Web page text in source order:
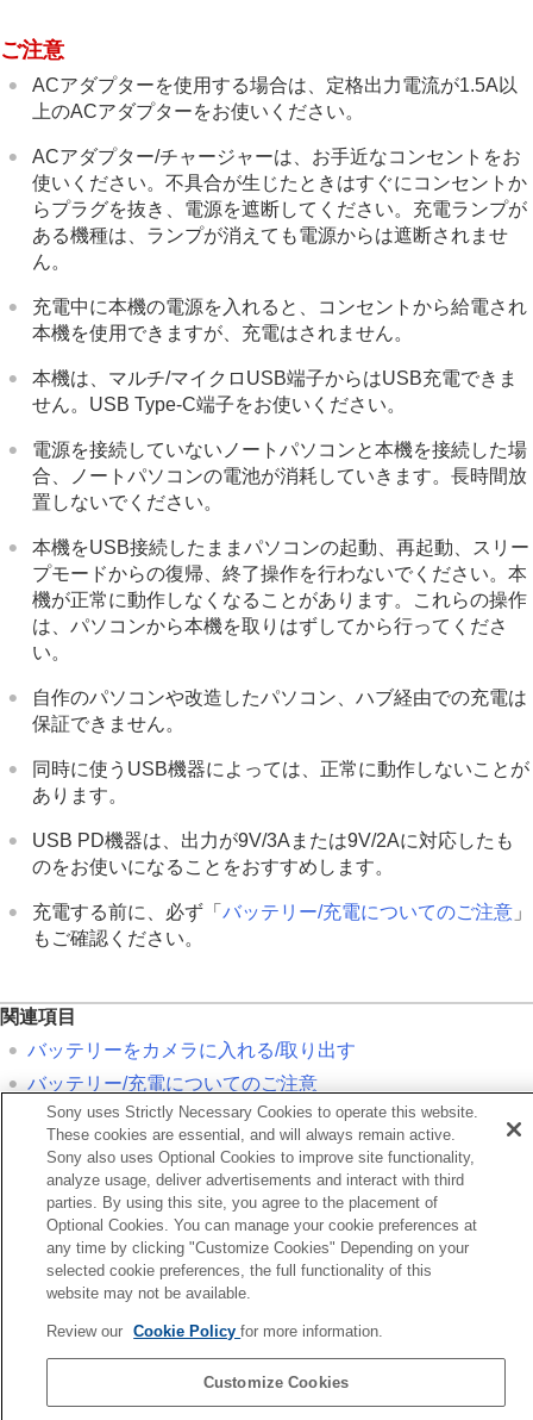
資料
故障かな？と思ったら
ご注意
ACアダプターを使用する場合は、定格出力電流が1.5A以
上のACアダプターをお使いください。
ACアダプター/チャージャーは、お手近なコンセントをお
使いください。不具合が生じたときはすぐにコンセントか
らプラグを抜き、電源を遮断してください。充電ランプが
ある機種は、ランプが消えても電源からは遮断されませ
ん。
充電中に本機の電源を入れると、コンセントから給電され
本機を使用できますが、充電はされません。
本機は、マルチ/マイクロUSB端子からはUSB充電できま
せん。USB Type-C端子をお使いください。
電源を接続していないノートパソコンと本機を接続した場
合、ノートパソコンの電池が消耗していきます。長時間放
置しないでください。
本機をUSB接続したままパソコンの起動、再起動、スリー
プモードからの復帰、終了操作を行わないでください。本
機が正常に動作しなくなることがあります。これらの操作
は、パソコンから本機を取りはずしてから行ってくださ
い。
自作のパソコンや改造したパソコン、ハブ経由での充電は
保証できません。
同時に使うUSB機器によっては、正常に動作しないことが
あります。
USB PD機器は、出力が9V/3Aまたは9V/2Aに対応したも
のをお使いになることをおすすめします。
充電する前に、必ず「バッテリー/充電についてのご注意 」
もご確認ください。
関連項目
バッテリーをカメラに入れる/取り出す
バッテリー/充電についてのご注意
テリーをカメラに入れる/取り出す
海外でバッテリーチャージャーを
TP1001341807
お使いのカメラの本体ソフトウェアがVer.2.00未満の場合は下記URLの
ヘルプガイドをご覧ください。
https://helpguide.sony.net/ilc/2040/v1/ja/index.html
Sony uses Strictly Necessary Cookies to operate this website.
These cookies are essential, and will always remain active.
Sony also uses Optional Cookies to improve site functionality,
analyze usage, deliver advertisements and interact with third
parties. By using this site, you agree to the placement of
Optional Cookies. You can manage your cookie preferences at
any time by clicking "Customize Cookies" Depending on your
selected cookie preferences, the full functionality of this
website may not be available.
Review our Cookie Policyfor more information.
Customize Cookies